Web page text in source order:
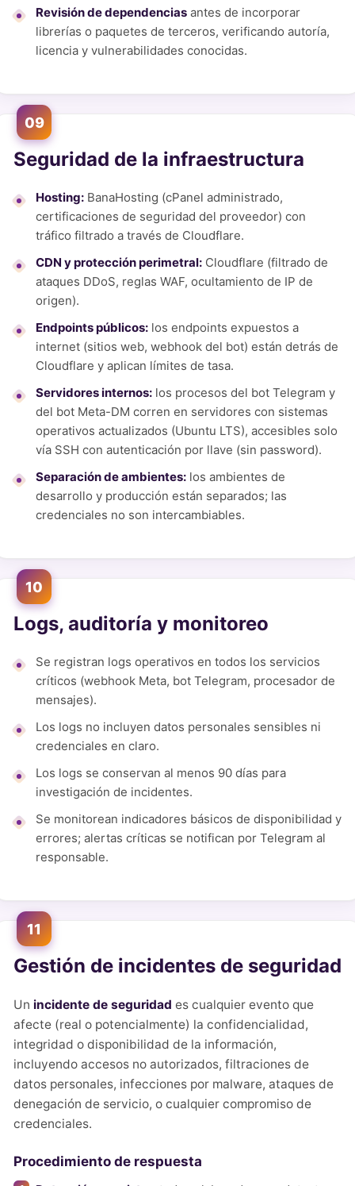
Revisión de dependencias antes de incorporar
librerías o paquetes de terceros, verificando autoría,
licencia y vulnerabilidades conocidas.
09
Seguridad de la infraestructura
Hosting: BanaHosting (cPanel administrado,
certificaciones de seguridad del proveedor) con
tráfico filtrado a través de Cloudflare.
CDN y protección perimetral: Cloudflare (filtrado de
ataques DDoS, reglas WAF, ocultamiento de IP de
origen).
Endpoints públicos: los endpoints expuestos a
internet (sitios web, webhook del bot) están detrás de
Cloudflare y aplican límites de tasa.
Servidores internos: los procesos del bot Telegram y
del bot Meta-DM corren en servidores con sistemas
operativos actualizados (Ubuntu LTS), accesibles solo
vía SSH con autenticación por llave (sin password).
Separación de ambientes: los ambientes de
desarrollo y producción están separados; las
credenciales no son intercambiables.
10
Logs, auditoría y monitoreo
Se registran logs operativos en todos los servicios
críticos (webhook Meta, bot Telegram, procesador de
mensajes).
Los logs no incluyen datos personales sensibles ni
credenciales en claro.
Los logs se conservan al menos 90 días para
investigación de incidentes.
Se monitorean indicadores básicos de disponibilidad y
errores; alertas críticas se notifican por Telegram al
responsable.
11
Gestión de incidentes de seguridad
Un incidente de seguridad es cualquier evento que
afecte (real o potencialmente) la confidencialidad,
integridad o disponibilidad de la información,
incluyendo accesos no autorizados, filtraciones de
datos personales, infecciones por malware, ataques de
denegación de servicio, o cualquier compromiso de
credenciales.
Procedimiento de respuesta